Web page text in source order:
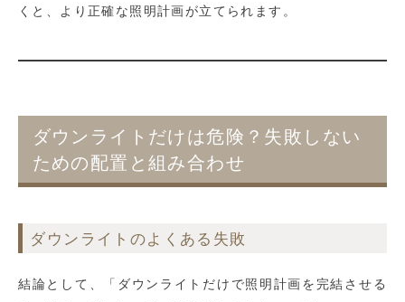
くと、より正確な照明計画が立てられます。
ダウンライトだけは危険？失敗しない
ための配置と組み合わせ
ダウンライトのよくある失敗
結論として、「ダウンライトだけで照明計画を完結させる